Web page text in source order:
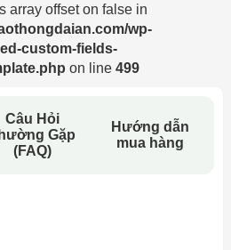
array offset on false in
wp-
custom-fields-
on line499
Câu Hỏi
Gặp
(FAQ)
Hướng dẫn
mua hàng